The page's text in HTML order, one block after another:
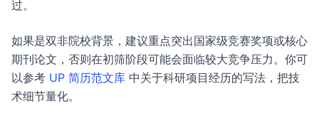
过。
如果是双非院校背景，建议重点突出国家级竞赛奖项或核心
期刊论文，否则在初筛阶段可能会面临较大竞争压力。你可
以参考 UP 简历范文库 中关于科研项目经历的写法，把技
术细节量化。